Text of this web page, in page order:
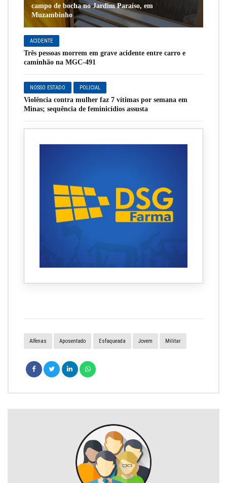
campo de bocha no Jardim Paraíso, em
Muzambinho
ACIDENTE
Três pessoas morrem em grave acidente entre carro e
caminhão na MGC-491
NOSSO ESTADO POLICIAL
Violência contra mulher faz 7 vítimas por semana em
Minas; sequência de feminicídios assusta
Alfenas Aposentado Esfaqueada Jovem Militar